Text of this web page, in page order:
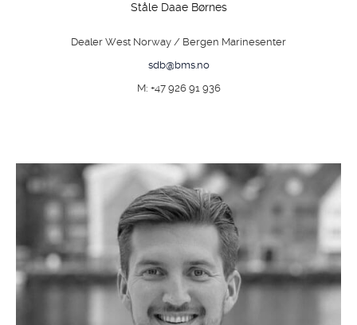
Ståle Daae Børnes
Dealer West Norway / Bergen Marinesenter
sdb@bms.no
M: +47 926 91 936